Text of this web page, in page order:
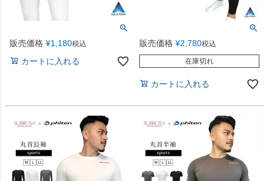
販売価格 ¥1,180税込
カートに入れる
販売価格 ¥2,780税込
在庫切れ
カートに入れる